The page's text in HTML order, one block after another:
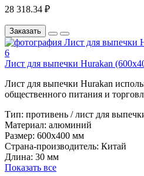
28 318.34 ₽
Заказать
Лист для выпечки Hurakan
Лист для выпечки Hurakan
общественного питания и
Тип: противень / лист для
Материал: алюминий
Размер: 600х400 мм
Страна-производитель: Китай
Длина: 30 мм
Показать все